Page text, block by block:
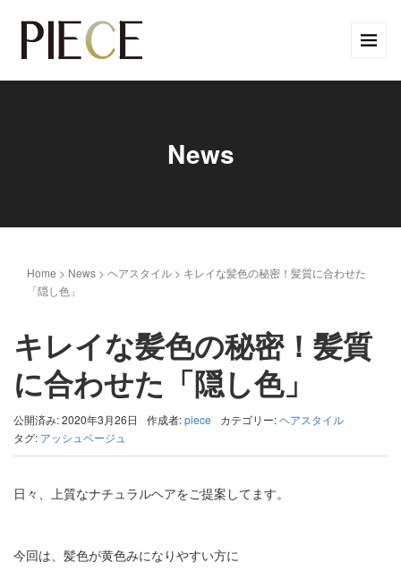
News
Home > News > ヘアスタイル > キレイな髪色の秘密！髪質に合わせた
「隠し色」
キレイな髪色の秘密！髪質
に合わせた「隠し色」
公開済み: 2020年3月26日 作成者:piece カテゴリー:ヘアスタイル
タグ: アッシュベージュ
日々、上質なナチュラルヘアをご提案してます。
今回は、髪色が黄色みになりやすい方に